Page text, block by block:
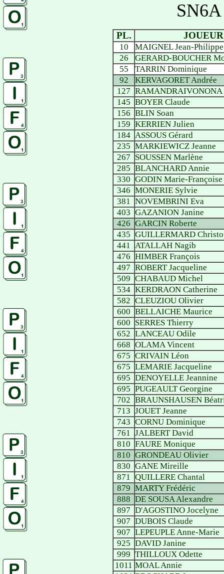
PL. JOUEUR
10
MAIGNEL Jean-Philippe
26
GERARD-BOUCHER
55
TARRIN Dominique
92
KERVAGORET Andrée
127 RAMANDRAIVONONA
145 BOYER Claude
156 BLIN Soan
159 KERRIEN Julien
184 ASSOUS Gérard
235 MARKIEWICZ Jeanne
267 SOUSSEN Marlène
285 BLANCHARD Annie
330 GODIN Marie-Françoise
346 MONERIE Sylvie
381 NOVEMBRINI Eva
403 GAZANION Janine
426 GARCIN Roberte
435 GUILLERMARD
441 ATALLAH Nagib
476 HIMBER François
497 ROBERT Jacqueline
509 CHABAUD Michel
534 KERDRAON Catherine
582 CLEUZIOU Olivier
600 BELLAICHE Maurice
600 SERRES Thierry
652 LANCEAU Odile
668 OLAMA Vincent
675 CRIVAIN Léon
675 LEMARIE Jacqueline
695 DENOYELLE Jeannine
695 PUGEAULT Georgine
702 BRAUNSHAUSEN
713 JOUET Jeanne
743 CORNU Dominique
761 JALBERT David
810 FAURE Monique
810 GRONDEAU Olivier
830 GANE Mireille
871 QUILLERE Chantal
879 MARTY Frédéric
888 DE SOUSA Alexandre
897 D'AGOSTINO Jocelyne
907 DUBOIS Claude
907 LEPEUPLE Anne-Marie
925 DAVID Janine
999 THILLOUX Odette
1011 MOAL Annie